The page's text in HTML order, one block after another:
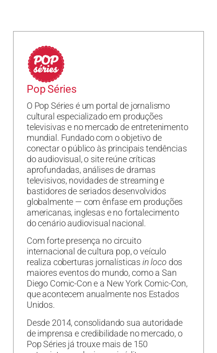
Pop Séries
O Pop Séries é um portal de jornalismo
cultural especializado em produções
televisivas e no mercado de entretenimento
mundial. Fundado com o objetivo de
conectar o público às principais tendências
do audiovisual, o site reúne críticas
aprofundadas, análises de dramas
televisivos, novidades de streaming e
bastidores de seriados desenvolvidos
globalmente — com ênfase em produções
americanas, inglesas e no fortalecimento
do cenário audiovisual nacional.
Com forte presença no circuito
internacional de cultura pop, o veículo
realiza coberturas jornalísticas in loco dos
maiores eventos do mundo, como a San
Diego Comic-Con e a New York Comic-Con,
que acontecem anualmente nos Estados
Unidos.
Desde 2014, consolidando sua autoridade
de imprensa e credibilidade no mercado, o
Pop Séries já trouxe mais de 150